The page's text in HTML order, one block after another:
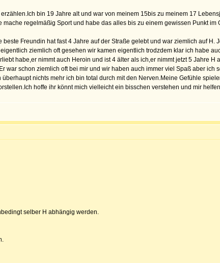
bin 19 Jahre alt und war von meinem 15bis zu meinem 17
regelmäßig Sport und habe das alles bis zu einem gewissen Punkt im
Freundin hat fast 4 Jahre auf der Straße gelebt und war ziemlich auf H.
ziemlich oft gesehen wir kamen eigentlich trodzdem klar ich habe
habe,er nimmt auch Heroin und ist 4 älter als ich,er nimmt jetzt 5 Jahre H
schon ziemlich oft bei mir und wir haben auch immer viel Spaß aber ich
nichts mehr ich bin total durch mit den Nerven.Meine Gefühle
hoffe ihr könnt mich vielleicht ein bisschen verstehen und mir
selber H abhängig werden.